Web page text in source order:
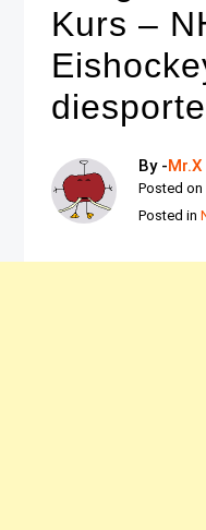
Kurs –
By -Mr.X
Posted on
Posted in